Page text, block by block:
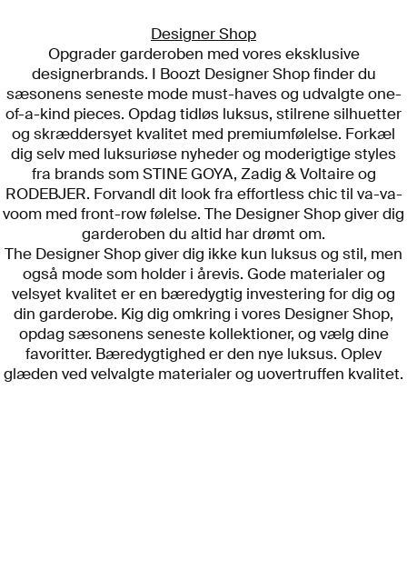
Designer Shop
Opgrader garderoben med vores eksklusive
designerbrands. I Boozt Designer Shop finder du
sæsonens seneste mode must-haves og udvalgte one-
of-a-kind pieces. Opdag tidløs luksus, stilrene silhuetter
og skræddersyet kvalitet med premiumfølelse. Forkæl
dig selv med luksuriøse nyheder og moderigtige styles
fra brands som STINE GOYA, Zadig & Voltaire og
RODEBJER. Forvandl dit look fra effortless chic til va-va-
voom med front-row følelse. The Designer Shop giver dig
garderoben du altid har drømt om.
The Designer Shop giver dig ikke kun luksus og stil, men
også mode som holder i årevis. Gode materialer og
velsyet kvalitet er en bæredygtig investering for dig og
din garderobe. Kig dig omkring i vores Designer Shop,
opdag sæsonens seneste kollektioner, og vælg dine
favoritter. Bæredygtighed er den nye luksus. Oplev
glæden ved velvalgte materialer og uovertruffen kvalitet.